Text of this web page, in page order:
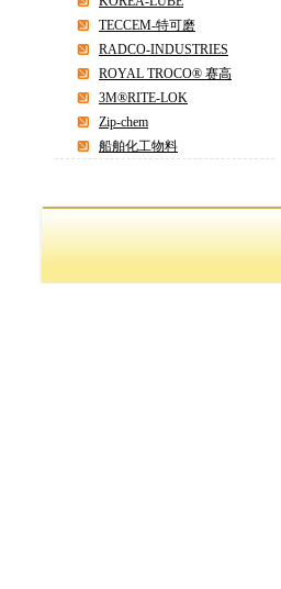
TECCEM-特可磨
RADCO-INDUSTRIES
ROYAL TROCO® 赛高
3M®RITE-LOK
Zip-chem
船舶化工物料